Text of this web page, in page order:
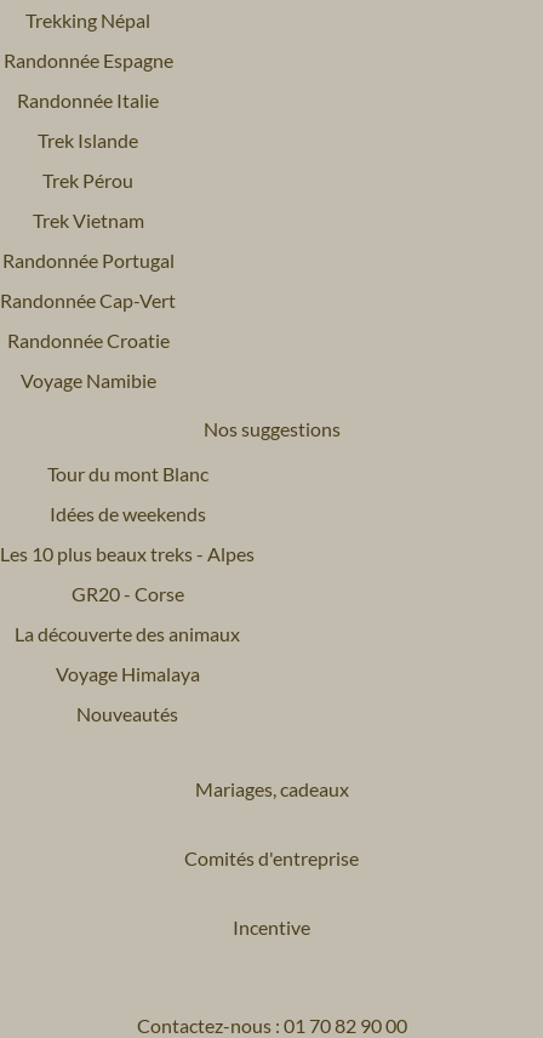
Trekking Népal
Randonnée Espagne
Randonnée Italie
Trek Islande
Trek Pérou
Trek Vietnam
Randonnée Portugal
Randonnée Cap-Vert
Randonnée Croatie
Voyage Namibie
Nos suggestions
Tour du mont Blanc
Idées de weekends
Les 10 plus beaux treks - Alpes
GR20 - Corse
La découverte des animaux
Voyage Himalaya
Nouveautés
Mariages, cadeaux
Comités d'entreprise
Incentive
Contactez-nous : 01 70 82 90 00